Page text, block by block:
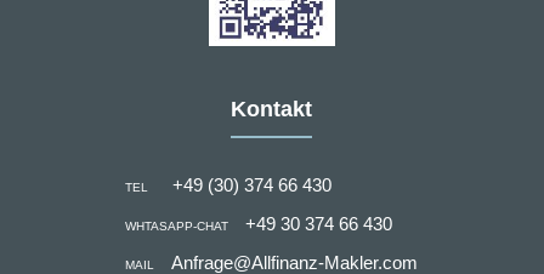
Kontakt
TEL +49 (30) 374 66 430
WHTASAPP-CHAT +49 30 374 66 430
MAIL Anfrage@Allfinanz-Makler.com